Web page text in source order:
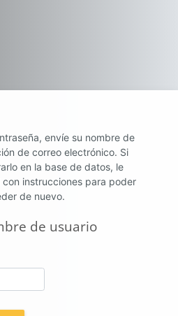
envíe su nombre de
de correo electrónico. Si
en la base de datos, le
con instrucciones para poder
de nuevo.
de usuario
de usuario